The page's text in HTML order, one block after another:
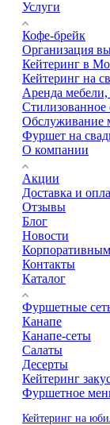
О компании
Акции
Доставка и
Отзывы
Блог
Новости
Контакты
Каталог
Фуршетные
Канапе
Канапе-сеты
Салаты
Десерты
Кейтеринг
Фуршетное
Кейтеринг на
Услуги
Кофе-брейк
Организация
Кейтеринг в
Кейтеринг на
Аренда
Обслуживание
Фуршет на